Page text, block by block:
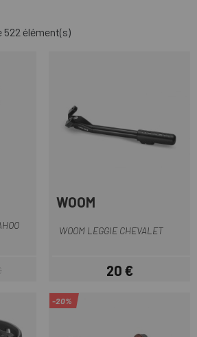
522 élément(s)
WOOM
WOOM LEGGIE CHEVALET
Prix
20 €
-20%